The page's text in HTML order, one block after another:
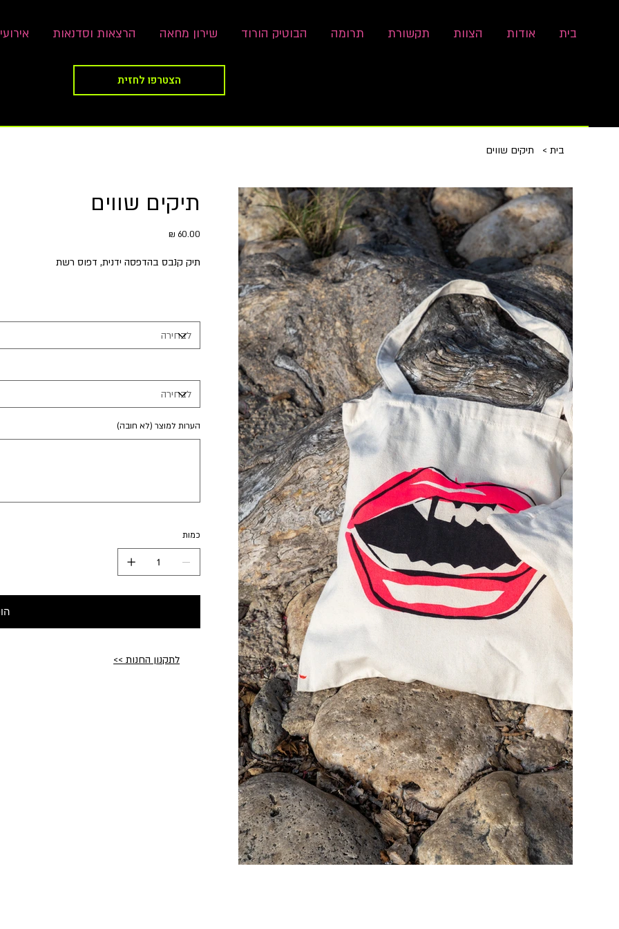
בית אודות הצוות תקשורת תרומה הבוטיק הורוד שירון מחאה הרצאות וסדנאות
הצטרפו לחזית
בית > תיקים שווים
תיקים שווים
מחיר
תיק קנבס בהדפסה ידנית, דפוס רשת
הערות למוצר (לא חובה)
כמות
לתקנון החנות >>